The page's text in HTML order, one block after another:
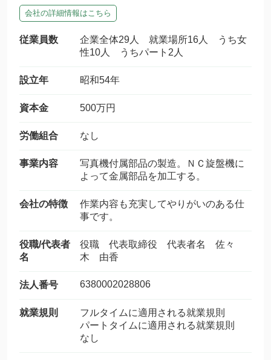
会社の詳細情報はこちら
従業員数
企業全体29人 就業場所16人 うち女
性10人 うちパート2人
設立年 昭和54年
資本金 500万円
労働組合 なし
事業内容
写真機付属部品の製造。ＮＣ旋盤機に
よって金属部品を加工する。
会社の特徴
作業内容も充実してやりがいのある仕
事です。
役職/代表者
名
役職 代表取締役 代表者名 佐々
木 由香
法人番号 6380002028806
就業規則
フルタイムに適用される就業規則
パートタイムに適用される就業規則
なし